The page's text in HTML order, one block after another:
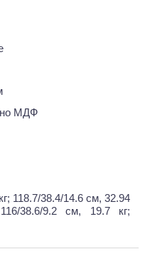
МДФ
118.7/38.4/14.6 см, 32.94
38.6/9.2 см, 19.7 кг;